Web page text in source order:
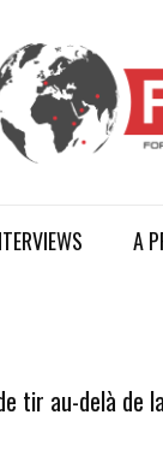
A
tir au-delà de